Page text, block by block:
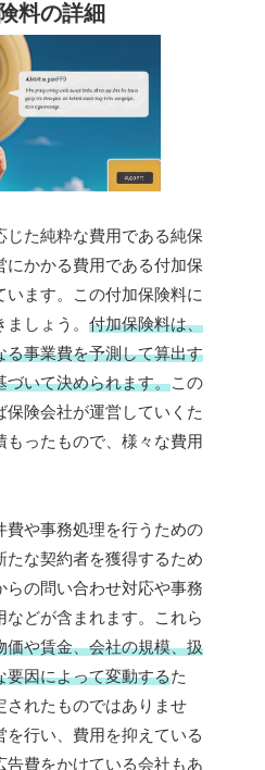
料の詳細
じた純粋な費用である純保
にかかる費用である付加保
います。この付加保険料に
しょう。 付加保険料は、
る事業費を予測して算出す
づいて決められます。この
険会社が運営していくた
もったもので、様々な費用
費や事務処理を行うための
たな契約者を獲得するため
らの問い合わせ対応や事務
どが含まれます。これら
価や賃金、会社の規模、扱
要因によって変動するた
されたものではありませ
を行い、費用を抑えている
告費をかけている会社もあ